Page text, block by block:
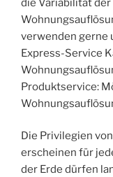
verwenden gerne
Express-Service
Produktservice:
Die Privilegien
erscheinen für
der Erde dürfen